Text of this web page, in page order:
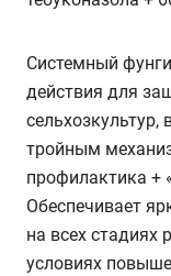
Системный
действия для
тройным
профилактика +
Обеспечивает
на всех стадиях
условиях